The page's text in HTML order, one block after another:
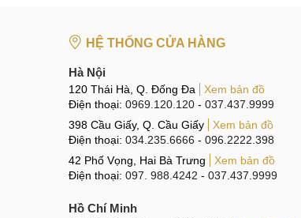
HỆ THỐNG CỬA HÀNG
Hà Nội
120 Thái Hà, Q. Đống Đa
Xem bản đồ
Điện thoại: 0969.120.120 - 037.437.9999
398 Cầu Giấy, Q. Cầu Giấy
Xem bản đồ
Điện thoại: 034.235.6666 - 096.2222.398
42 Phố Vọng, Hai Bà Trưng
Xem bản đồ
Điện thoại: 097. 988.4242 - 037.437.9999
Hồ Chí Minh